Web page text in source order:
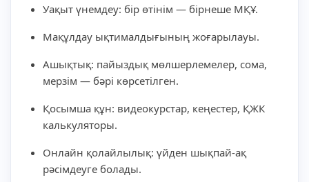
Уақыт үнемдеу: бір өтінім — бірнеше МҚҰ.
Мақұлдау ықтималдығының жоғарылауы.
Ашықтық: пайыздық мөлшерлемелер, сома,
мерзім — бәрі көрсетілген.
Қосымша құн: видеокурстар, кеңестер, ҚЖК
калькуляторы.
Онлайн қолайлылық: үйден шықпай-ақ
рәсімдеуге болады.